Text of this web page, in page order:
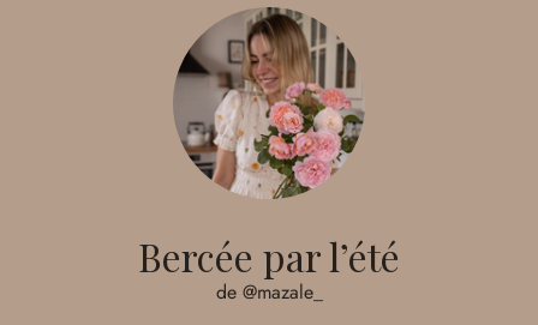
Bercée par l’été
de @mazale_